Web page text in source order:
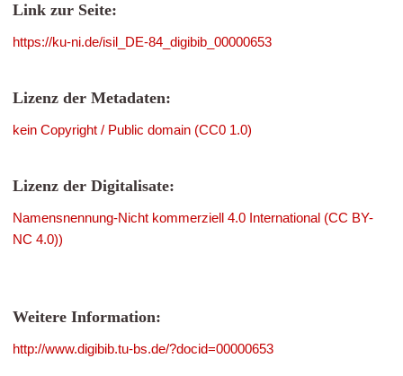
Link zur Seite:
https://ku-ni.de/isil_DE-84_digibib_00000653
Lizenz der Metadaten:
kein Copyright / Public domain (CC0 1.0)
Lizenz der Digitalisate:
Namensnennung-Nicht kommerziell 4.0 International (CC BY-
NC 4.0))
Weitere Information:
http://www.digibib.tu-bs.de/?docid=00000653